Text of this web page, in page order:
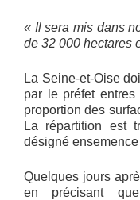
« Il sera mis dans
de 32 000 hectares
La Seine-et-Oise
par le préfet entres
proportion des
La répartition est
désigné ensemence
Quelques jours
en précisant